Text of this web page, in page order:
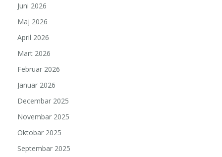
Juni 2026
Maj 2026
April 2026
Mart 2026
Februar 2026
Januar 2026
Decembar 2025
Novembar 2025
Oktobar 2025
Septembar 2025